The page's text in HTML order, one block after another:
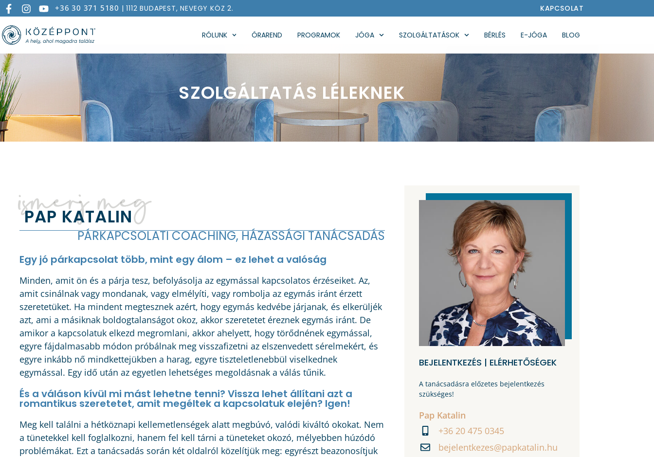
+36 30 371 5180 | 1112 BUDAPEST, NEVEGY KÖZ 2. KAPCSOLAT
RÓLUNK ÓRAREND PROGRAMOK JÓGA SZOLGÁLTATÁSOK BÉRLÉS E-JÓGA BLOG
SZOLGÁLTATÁS LÉLEKNEK
ismerj meg
PAP KATALIN
PÁRKAPCSOLATI COACHING, HÁZASSÁGI TANÁCSADÁS
Egy jó párkapcsolat több, mint egy álom – ez lehet a valóság
Minden, amit ön és a párja tesz, befolyásolja az egymással kapcsolatos érzéseiket. Az,
amit csinálnak vagy mondanak, vagy elmélyíti, vagy rombolja az egymás iránt érzett
szeretetüket. Ha mindent megtesznek azért, hogy egymás kedvébe járjanak, és elkerüljék
azt, ami a másiknak boldogtalanságot okoz, akkor szeretetet éreznek egymás iránt. De
amikor a kapcsolatuk elkezd megromlani, akkor ahelyett, hogy törődnének egymással,
egyre fájdalmasabb módon próbálnak meg visszafizetni az elszenvedett sérelmekért, és
egyre inkább nő mindkettejükben a harag, egyre tiszteletlenebbül viselkednek
egymással. Egy idő után az egyetlen lehetséges megoldásnak a válás tűnik.
És a váláson kívül mi mást lehetne tenni? Vissza lehet állítani azt a
romantikus szeretetet, amit megéltek a kapcsolatuk elején? Igen!
Meg kell találni a hétköznapi kellemetlenségek alatt megbúvó, valódi kiváltó okokat. Nem
a tünetekkel kell foglalkozni, hanem fel kell tárni a tüneteket okozó, mélyebben húzódó
problémákat. Ezt a tanácsadás során két oldalról közelítjük meg: egyrészt beazonosítjuk
BEJELENTKEZÉS | ELÉRHETŐSÉGEK
A tanácsadásra előzetes bejelentkezés
szükséges!
Pap Katalin
+36 20 475 0345
bejelentkezes@papkatalin.hu